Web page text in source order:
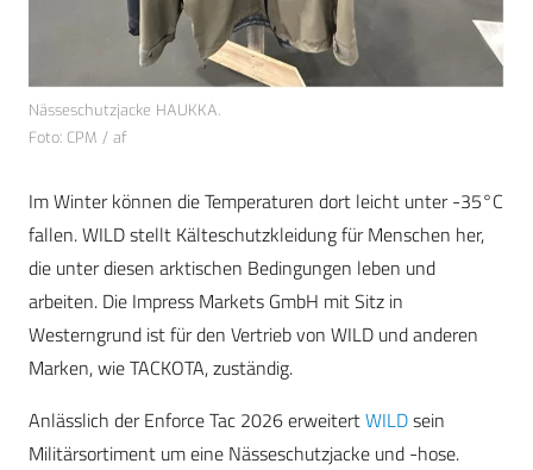
Nässeschutzjacke HAUKKA.
Foto: CPM / af
Im Winter können die Temperaturen dort leicht unter -35°C
fallen. WILD stellt Kälteschutzkleidung für Menschen her,
die unter diesen arktischen Bedingungen leben und
arbeiten. Die Impress Markets GmbH mit Sitz in
Westerngrund ist für den Vertrieb von WILD und anderen
Marken, wie TACKOTA, zuständig.
Anlässlich der Enforce Tac 2026 erweitertWILDsein
Militärsortiment um eine Nässeschutzjacke und -hose.